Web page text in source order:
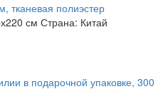
тканевая полиэстер
см Страна: Китай